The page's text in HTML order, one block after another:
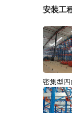
安装工
密集型